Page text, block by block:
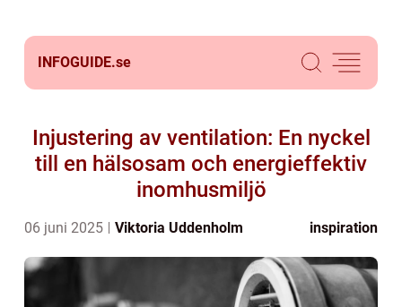
INFOGUIDE.se
Injustering av ventilation: En nyckel
till en hälsosam och energieffektiv
inomhusmiljö
06 juni 2025 Viktoria Uddenholm inspiration